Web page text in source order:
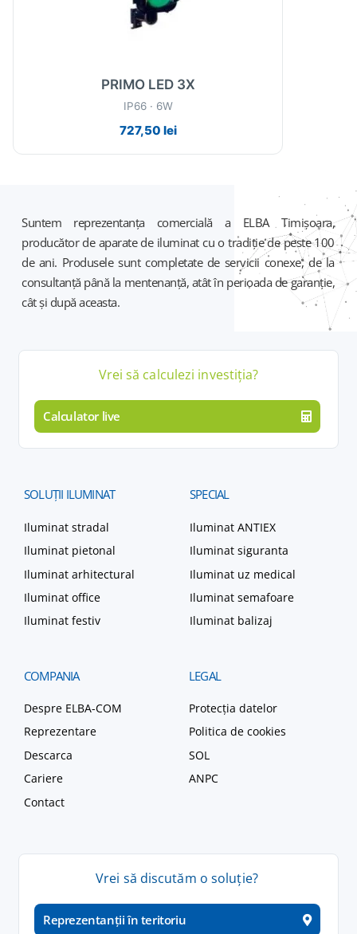
PRIMO LED 3X
IP66 · 6W
727,50 lei
Suntem reprezentanța comercială a ELBA Timișoara,
producător de aparate de iluminat cu o tradiție de peste 100
de ani. Produsele sunt completate de servicii conexe, de la
consultanță până la mentenanță, atât în perioada de garanție,
cât și după aceasta.
Vrei să calculezi investiția?
Calculator live
SOLUȚII ILUMINAT
Iluminat stradal
Iluminat pietonal
Iluminat arhitectural
Iluminat office
Iluminat festiv
SPECIAL
Iluminat ANTIEX
Iluminat siguranta
Iluminat uz medical
Iluminat semafoare
Iluminat balizaj
COMPANIA
Despre ELBA-COM
Reprezentare
Descarca
Cariere
Contact
LEGAL
Protecția datelor
Politica de cookies
SOL
ANPC
Vrei să discutăm osoluție?
Reprezentanții în teritoriu